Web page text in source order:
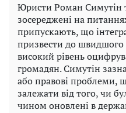
Юристи Роман Симутін
зосереджені на
припускають, що
призвести до
високий рівень
громадян. Симутін
або правові проблеми,
залежати від того, чи
чином оновлені в